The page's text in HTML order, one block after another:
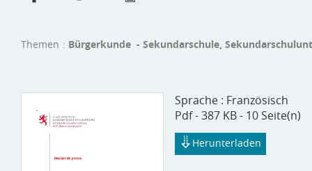
Themen Bürgerkunde - Sekundarschule,
Sprache : Französisch
Pdf - 387 KB - 10 Seite(n)
Herunterladen